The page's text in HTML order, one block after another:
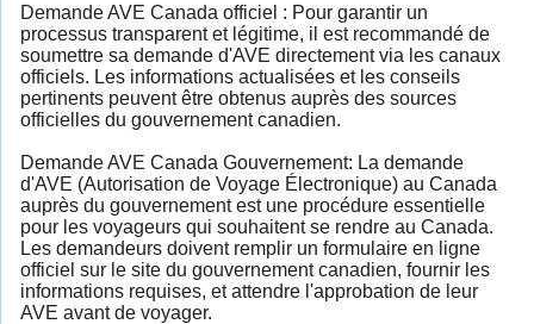
Demande AVE Canada officiel : Pour garantir un
processus transparent et légitime, il est recommandé de
soumettre sa demande d'AVE directement via les canaux
officiels. Les informations actualisées et les conseils
pertinents peuvent être obtenus auprès des sources
officielles du gouvernement canadien.
Demande AVE Canada Gouvernement: La demande
d'AVE (Autorisation de Voyage Électronique) au Canada
auprès du gouvernement est une procédure essentielle
pour les voyageurs qui souhaitent se rendre au Canada.
Les demandeurs doivent remplir un formulaire en ligne
officiel sur le site du gouvernement canadien, fournir les
informations requises, et attendre l'approbation de leur
AVE avant de voyager.